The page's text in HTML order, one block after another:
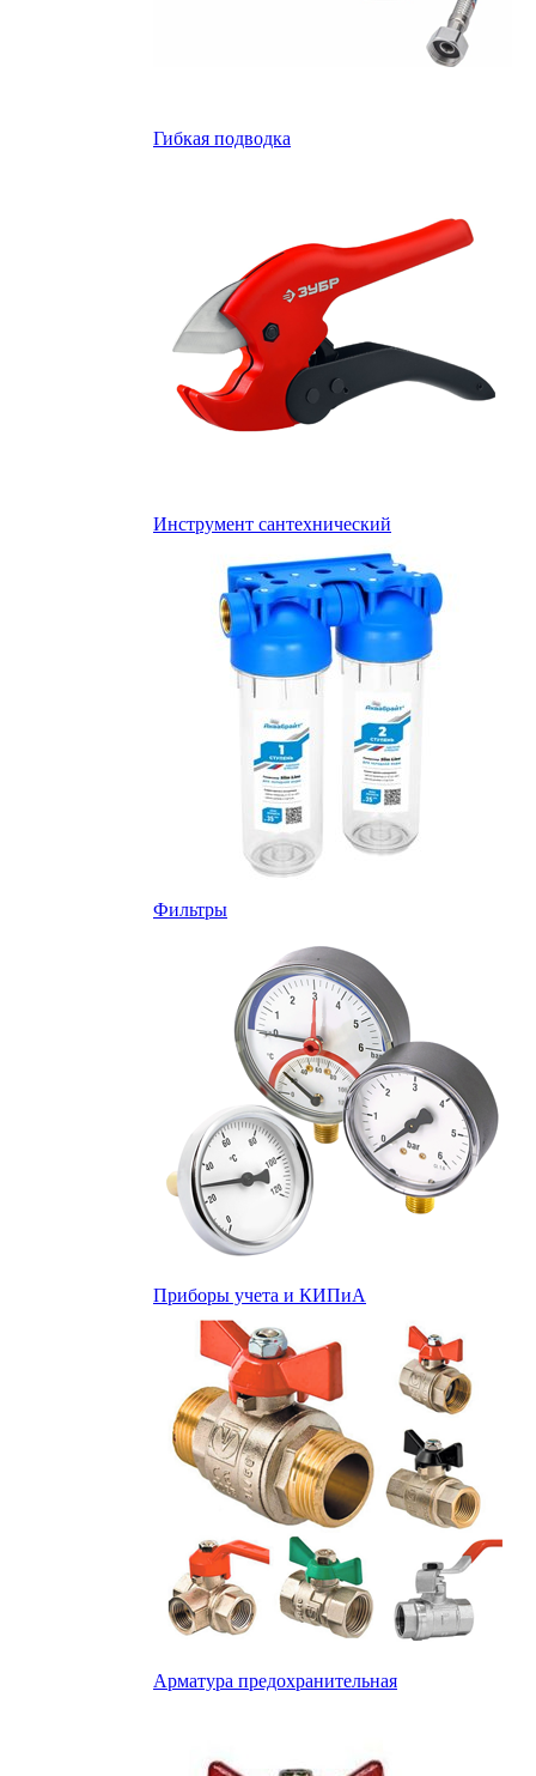
Гибкая подводка
Инструмент сантехнический
Фильтры
Приборы учета и КИПиА
Арматура предохранительная